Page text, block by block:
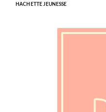
HACHETTE JEUNESSE